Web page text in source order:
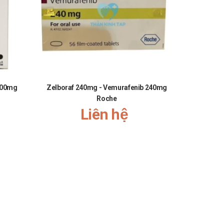
Zelboraf 240mg - Vemurafenib 240mg
Roche
Liên hệ